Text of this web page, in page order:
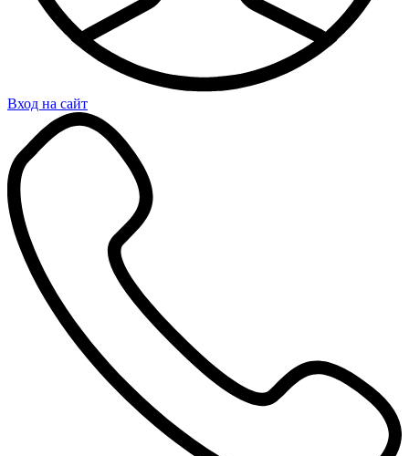
Вход на сайт